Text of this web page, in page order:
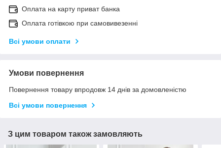
Оплата на карту приват банка
Оплата готівкою при самовивезенні
Всі умови оплати
Умови повернення
Повернення товару впродовж 14 днів за домовленістю
Всі умови повернення
З цим товаром також замовляють